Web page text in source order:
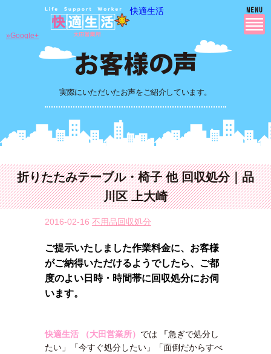
快適生活
実際にいただいたお声をご紹介しています。
»Google+
折りたたみテーブル・椅子 他 回収処分｜品
川区 上大崎
2016-02-16 不用品回収処分
ご提示いたしました作業料金に、お客様
がご納得いただけるようでしたら、ご都
度のよい日時・時間帯に回収処分にお伺
います。
快適生活 （大田営業所） では 「急ぎで処分し
たい」「今すぐ処分したい」「面倒だからすべ